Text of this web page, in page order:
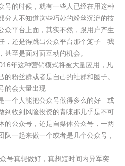
的时候，就有一些人已经在用这种
分人不知道这些巧妙的粉丝沉淀的技
众平台上面，其实不然，跟用户产生
，还是得跳出公众平台那个笼子，我
至是面对面互动的机会。
年这种营销模式将被大量应用，凡
粉丝群或者是自己的社群和圈子。
的会大量出现
个人能把公众号做得多么的好，或
到收到风险投资的青睐那几乎是不可
的公众号，还是自媒体公众号，一两
队一起来做一个或者是几个公众号，
真想做好，真想短时间内异军突